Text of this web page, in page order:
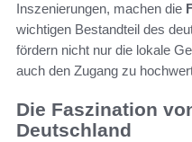
Inszenierungen, machen die
wichtigen Bestandteil des
fördern nicht nur die lokale
auch den Zugang zu
Die Faszination
Deutschland